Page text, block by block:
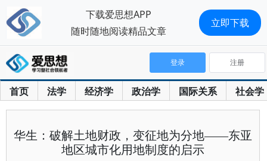
首页 法学 经济学 政治学 国际关系 社会学
登录 注册
华生：破解土地财政，变征地为分地——东亚
地区城市化用地制度的启示
下载爱思想APP
随时随地阅读精品文章
立即下载